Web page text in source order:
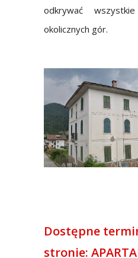
odkrywać
okolicznych gór.
Dostępne
stronie: